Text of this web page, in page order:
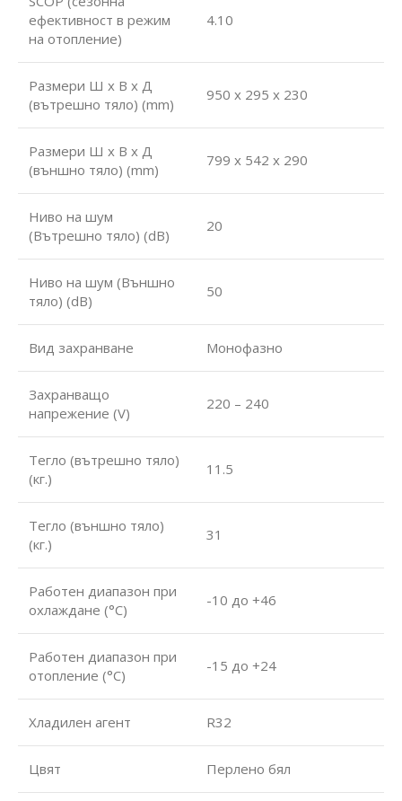
ефективност в режим
на отопление)
4.10
Размери Ш х В х Д
(вътрешно тяло) (mm)
950 x 295 x 230
Размери Ш х В х Д
(външно тяло) (mm)
799 x 542 x 290
Ниво на шум
(Вътрешно тяло) (dB)
20
Ниво на шум (Външно
тяло) (dB)
50
Вид захранване Монофазно
Захранващо
напрежение (V)
220 – 240
Тегло (вътрешно тяло)
(кг.)
11.5
Тегло (външно тяло)
(кг.)
31
Работен диапазон при
охлаждане (°С)
-10 до +46
Работен диапазон при
отопление (°С)
-15 до +24
Хладилен агент R32
Цвят Перлено бял